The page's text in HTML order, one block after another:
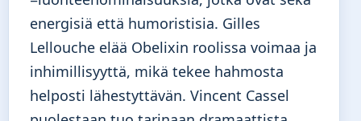
energisiä että humoristisia. Gilles
Lellouche elää Obelixin roolissa voimaa ja
inhimillisyyttä, mikä tekee hahmosta
helposti lähestyttävän. Vincent Cassel